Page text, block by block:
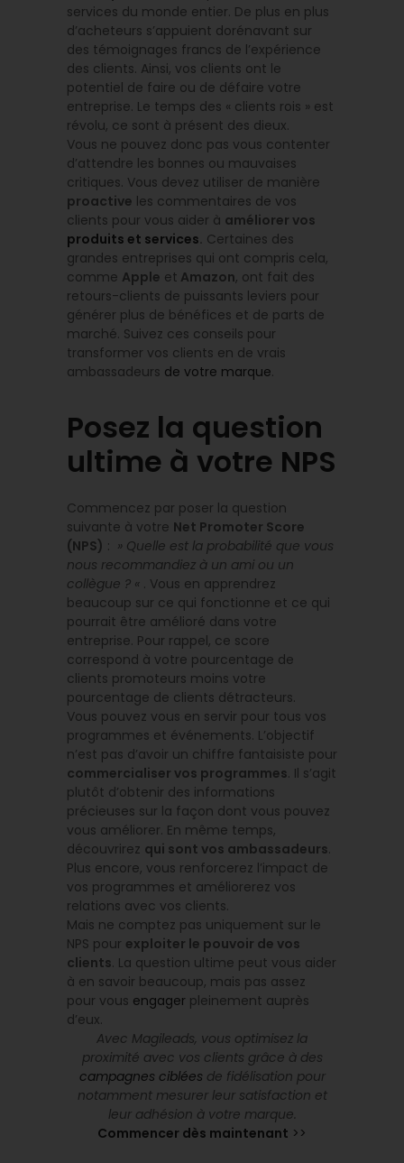
services du monde entier. De plus en plus
d’acheteurs s’appuient dorénavant sur
des témoignages francs de l’expérience
des clients. Ainsi, vos clients ont le
potentiel de faire ou de défaire votre
entreprise. Le temps des « clients rois » est
révolu, ce sont à présent des dieux.
Vous ne pouvez donc pas vous contenter
d’attendre les bonnes ou mauvaises
critiques. Vous devez utiliser de manière
proactive les commentaires de vos
clients pour vous aider à améliorer vos
produits et services. Certaines des
grandes entreprises qui ont compris cela,
comme Apple et Amazon, ont fait des
retours-clients de puissants leviers pour
générer plus de bénéfices et de parts de
marché. Suivez ces conseils pour
transformer vos clients en de vrais
ambassadeurs de votre marque.
Posez la question
ultime à votre NPS
Commencez par poser la question
suivante à votre Net Promoter Score
(NPS) : » Quelle est la probabilité que vous
nous recommandiez à un ami ou un
collègue ? « . Vous en apprendrez
beaucoup sur ce qui fonctionne et ce qui
pourrait être amélioré dans votre
entreprise. Pour rappel, ce score
correspond à votre pourcentage de
clients promoteurs moins votre
pourcentage de clients détracteurs.
Vous pouvez vous en servir pour tous vos
programmes et événements. L’objectif
n’est pas d’avoir un chiffre fantaisiste pour
commercialiser vos programmes. Il s’agit
plutôt d’obtenir des informations
précieuses sur la façon dont vous pouvez
vous améliorer. En même temps,
découvrirez qui sont vos ambassadeurs.
Plus encore, vous renforcerez l’impact de
vos programmes et améliorerez vos
relations avec vos clients.
Mais ne comptez pas uniquement sur le
NPS pour exploiter le pouvoir de vos
clients. La question ultime peut vous aider
à en savoir beaucoup, mais pas assez
pour vous engager pleinement auprès
d’eux.
Avec Magileads, vous optimisez la
proximité avec vos clients grâce à des
campagnes ciblées de fidélisation pour
notamment mesurer leur satisfaction et
leur adhésion à votre marque.
Commencer dès maintenant >>